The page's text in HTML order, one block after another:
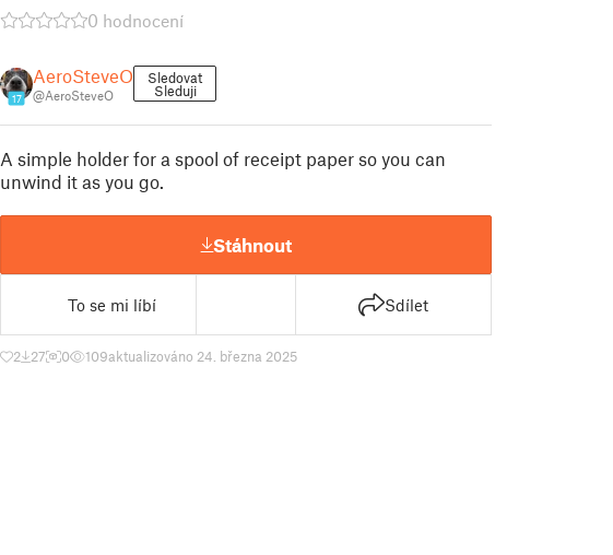
0 hodnocení
17
AeroSteveO
@AeroSteveO
Sledovat
Sleduji
A simple holder for a spool of receipt paper so you can
unwind it as you go.
Stáhnout
To se mi líbí Sdílet
2 27 0 109aktualizováno 24. března 2025